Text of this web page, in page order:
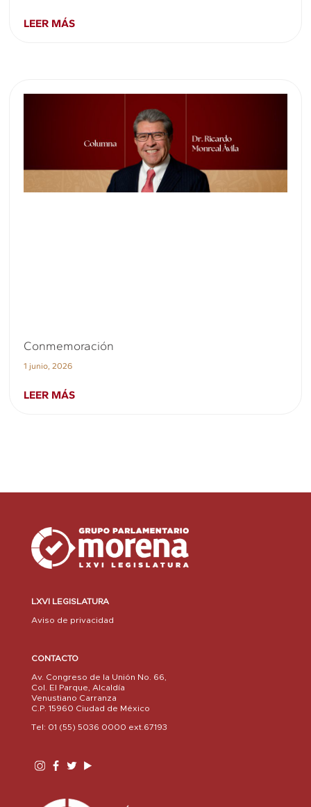
LEER MÁS
Conmemoración
1 junio, 2026
LEER MÁS
LXVI LEGISLATURA
Aviso de privacidad
CONTACTO
Av. Congreso de la Unión No. 66,
Col. El Parque, Alcaldía
Venustiano Carranza
C.P. 15960 Ciudad de México
Tel: 01 (55) 5036 0000 ext.67193